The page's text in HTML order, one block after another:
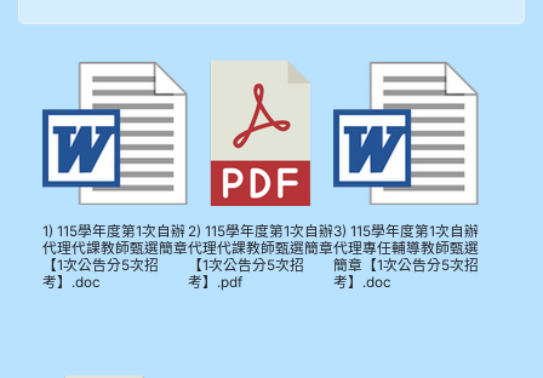
1) 115學年度第1次自辦
代理代課教師甄選簡章
【1次公告分5次招
考】.doc
2) 115學年度第1次自辦
代理代課教師甄選簡章
【1次公告分5次招
考】.pdf
3) 115學年度第1次自辦
代理專任輔導教師甄選
簡章【1次公告分5次招
考】.doc